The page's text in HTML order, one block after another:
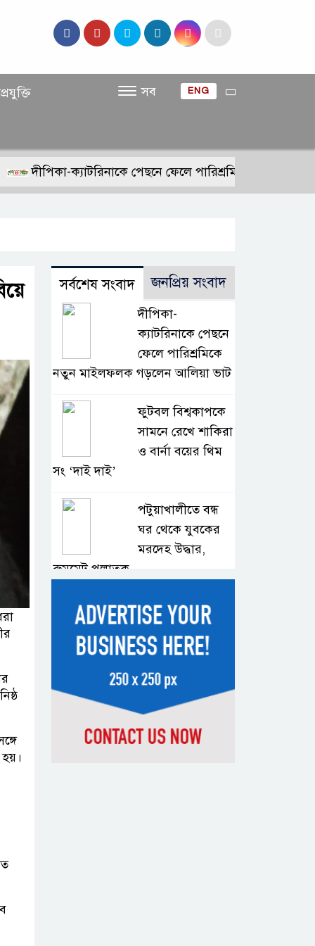
সব ENG
দীপিকা-ক্যাটরিনাকে পেছনে ফেলে পারিশ্রমিকে নতুন মাইলফলক
সর্বশেষ সংবাদ জনপ্রিয় সংবাদ
দীপিকা-
ক্যাটরিনাকে পেছনে
ফেলে পারিশ্রমিকে
নতুন মাইলফলক গড়লেন আলিয়া ভাট
ফুটবল বিশ্বকাপকে
সামনে রেখে শাকিরা
ও বার্না বয়ের থিম
সং ‘দাই দাই’
পটুয়াখালীতে বন্ধ
ঘর থেকে যুবকের
মরদেহ উদ্ধার,
রুমমেট পলাতক
বাংলাদেশি দুই
শিক্ষার্থী হত্যার
সন্দেহভাজন
মারধর করেছিলেন
সংসদে নিজেকে
‘শিশু মুক্তিযোদ্ধা’